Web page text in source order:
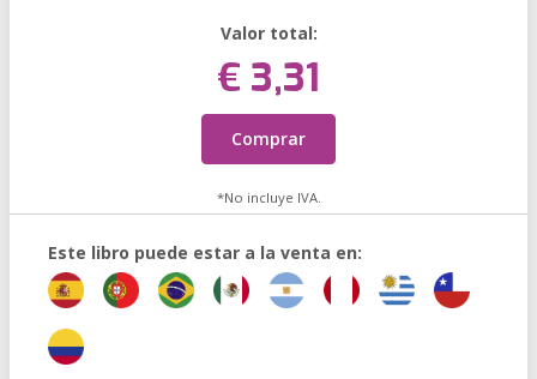
Valor total:
€ 3,31
Comprar
*No incluye IVA.
Este libro puede estar a la venta en: